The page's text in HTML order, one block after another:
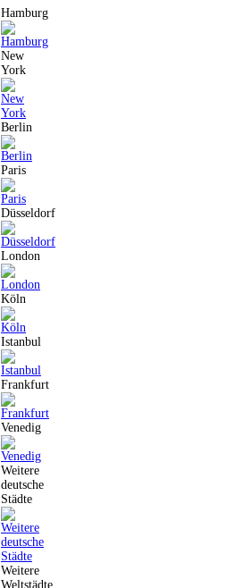
Hamburg
New
York
Berlin
Paris
Düsseldorf
London
Köln
Istanbul
Frankfurt
Venedig
Weitere
deutsche
Städte
Weitere
Weltstädte